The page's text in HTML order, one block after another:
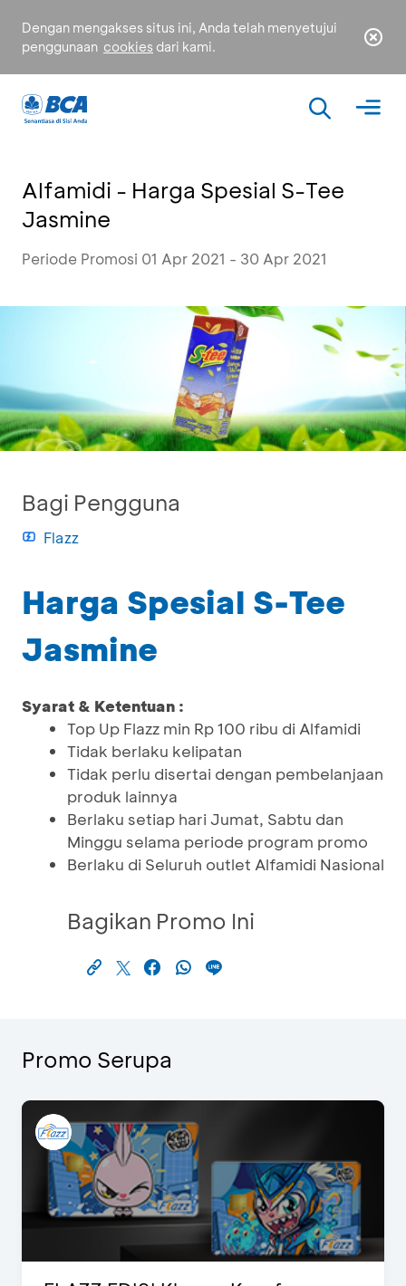
Dengan mengakses situs ini, Anda telah menyetujui
penggunaan cookies dari kami.
Alfamidi - Harga Spesial S-Tee
Jasmine
Periode Promosi 01 Apr 2021 - 30 Apr 2021
Bagi Pengguna
Flazz
Harga Spesial S-Tee
Jasmine
Syarat & Ketentuan :
Top Up Flazz min Rp 100 ribu di Alfamidi
Tidak berlaku kelipatan
Tidak perlu disertai dengan pembelanjaan
produk lainnya
Berlaku setiap hari Jumat, Sabtu dan
Minggu selama periode program promo
Berlaku di Seluruh outlet Alfamidi Nasional
Bagikan Promo Ini
Promo Serupa